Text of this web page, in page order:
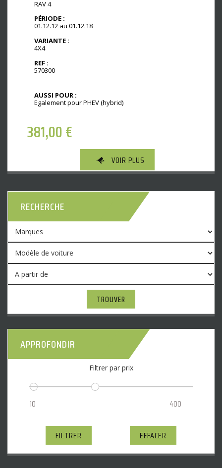
RAV 4
PÉRIODE :
01.12.12 au 01.12.18
VARIANTE :
4X4
REF :
570300
AUSSI POUR :
Egalement pour PHEV (hybrid)
381,00€
VOIR PLUS
RECHERCHE
TROUVER
APPROFONDIR
Filtrer par prix
FILTRER EFFACER